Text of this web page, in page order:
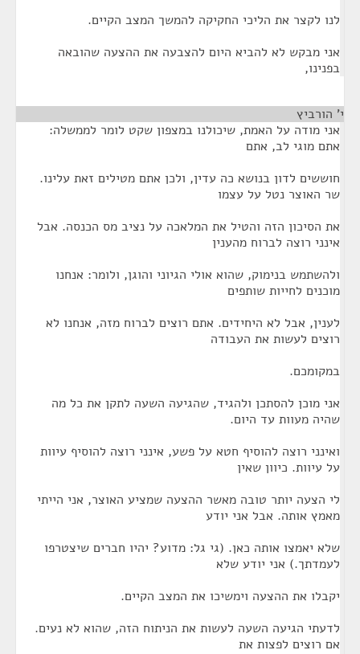
לנו לקצר את הליכי החקיקה להמשך המצב הקיים.
אני מבקש לא להביא היום להצבעה את ההצעה שהובאה
בפנינו,
י' הורביץ
אני מודה על האמת, שיכולנו במצפון שקט לומר לממשלה:
אתם מוגי לב, אתם
חוששים לדון בנושא כה עדין, ולכן אתם מטילים זאת עלינו.
שר האוצר נטל על עצמו
את הסיכון הזה והטיל את המלאכה על נציב מס הכנסה. אבל
אינני רוצה לברוח מהענין
ולהשתמש בנימוק, שהוא אולי הגיוני והוגן, ולומר: אנחנו
מוכנים לחייות שותפים
לענין, אבל לא היחידים. אתם רוצים לברוח מזה, אנחנו לא
רוצים לעשות את העבודה
במקומכם.
אני מוכן להסתכן ולהגיד, שהגיעה השעה לתקן את כל מה
שהיה מעוות עד היום.
ואינני רוצה להוסיף חטא על פשע, אינני רוצה להוסיף עיוות
על עיוות. כיוון שאין
לי הצעה יותר טובה מאשר ההצעה שמציע האוצר, אני הייתי
מאמץ אותה. אבל אני יודע
שלא יאמצו אותה כאן. (גי גל: מדוע? יהיו חברים שיצטרפו
לעמדתך.) אני יודע שלא
יקבלו את ההצעה וימשיכו את המצב הקיים.
לדעתי הגיעה השעה לעשות את הניתוח הזה, שהוא לא נעים.
אם רוצים לפצות את